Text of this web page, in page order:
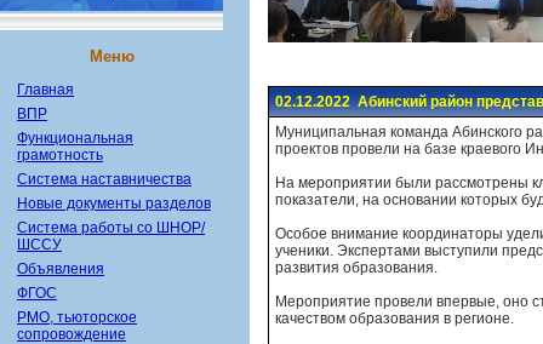
Меню
Главная
ВПР
Функциональная
грамотность
Система наставничества
Новые документы разделов
Система работы со ШНОР/
ШССУ
Объявления
ФГОС
РМО, тьюторское
сопровождение
02.12.2022 Абинский район
Муниципальная команда Абинского
проектов провели на базе краевого
На мероприятии были рассмотрены
показатели, на основании которых
Особое внимание координаторы
ученики. Экспертами выступили
развития образования.
Мероприятие провели впервые, оно
качеством образования в регионе.